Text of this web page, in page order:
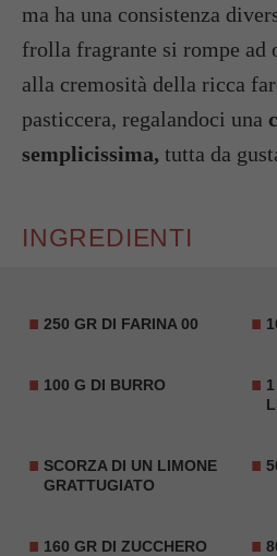
ma ha una consistenza
frolla fragrante si rompe ad
alla cremosità della ricca
pasticcera, regalandoci una
semplicissima, tutta da
INGREDIENTI
250 GR DI FARINA 00
100 G DI BURRO
SCORZA DI UN LIMONE
GRATTUGIATO
160 GR DI ZUCCHERO